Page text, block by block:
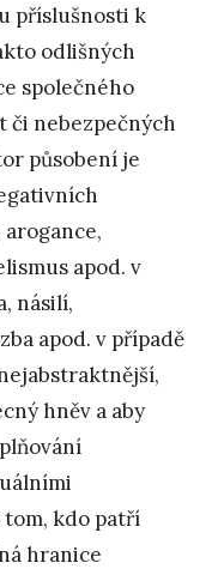
příslušnosti k
odlišných
společného
či nebezpečných
působení je
apod. v
násilí,
apod. v případě
hněv a aby
tom, kdo patří
hranice